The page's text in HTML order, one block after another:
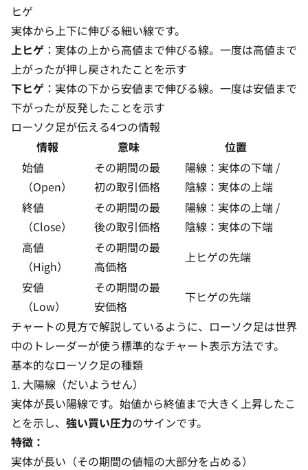
ヒゲ
実体から上下に伸びる細い線です。
上ヒゲ ：実体の上から高値まで伸びる線。一度は高値まで
上がったが押し戻されたことを示す
下ヒゲ ：実体の下から安値まで伸びる線。一度は安値まで
下がったが反発したことを示す
ローソク足が伝える4つの情報
情報
意味
位置
始値
（Open）
その期間の最
初の取引価格
陽線：実体の下端 /
陰線：実体の上端
終値
（Close）
その期間の最
後の取引価格
陽線：実体の上端 /
陰線：実体の下端
高値
（High）
その期間の最
高価格
上ヒゲの先端
安値
（Low）
その期間の最
安価格
下ヒゲの先端
チャートの見方で解説しているように、ローソク足は世界
中のトレーダーが使う標準的なチャート表示方法です。
基本的なローソク足の種類
1. 大陽線（だいようせん）
実体が長い陽線です。始値から終値まで大きく上昇したこ
とを示し、 強い買い圧力のサインです。
特徴：
実体が長い（その期間の値幅の大部分を占める）